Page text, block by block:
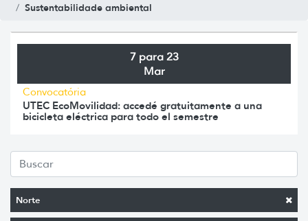
Sustentabilidade ambiental
Norte
7 para 23
Mar
Convocatória
UTEC EcoMovilidad: accedé gratuitamente a una
bicicleta eléctrica para todo el semestre